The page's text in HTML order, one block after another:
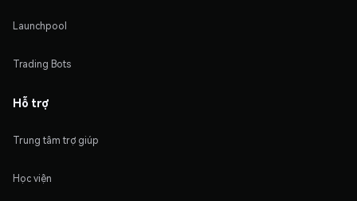
Launchpool
Trading Bots
Hỗ trợ
Trung tâm trợ giúp
Học viện